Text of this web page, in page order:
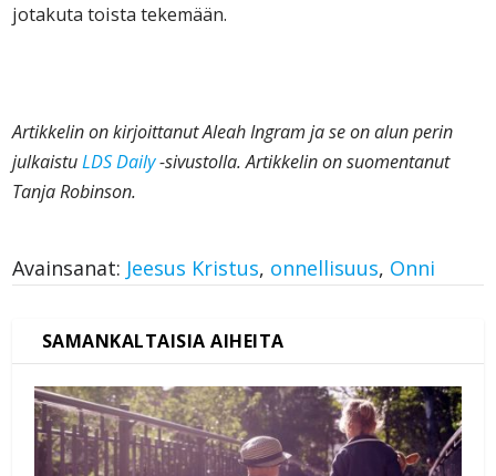
jotakuta toista tekemään.
Artikkelin on kirjoittanut Aleah Ingram ja se on alun perin
julkaistuLDS Daily-sivustolla. Artikkelin on suomentanut
Tanja Robinson.
Avainsanat: Jeesus Kristus, onnellisuus, Onni